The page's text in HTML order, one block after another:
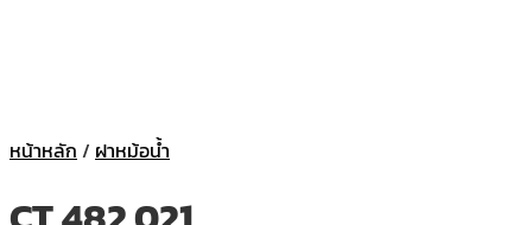
หน้าหลัก / ฝาหม้อน้ำ